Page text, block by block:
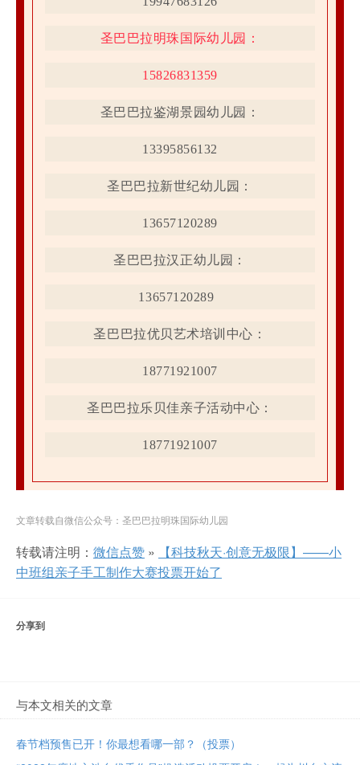
圣巴巴拉明珠国际幼儿园：
15826831359
圣巴巴拉鉴湖景园幼儿园：
13395856132
圣巴巴拉新世纪幼儿园：
13657120289
圣巴巴拉汉正幼儿园：
13657120289
圣巴巴拉优贝艺术培训中心：
18771921007
圣巴巴拉乐贝佳亲子活动中心：
18771921007
文章转载自微信公众号：圣巴巴拉明珠国际幼儿园
转载请注明： 微信点赞 »
【科技秋天·创意无极限】——小
中班组亲子手工制作大赛投票开始了
分享到
与本文相关的文章
春节档预售已开！你最想看哪一部？（投票）